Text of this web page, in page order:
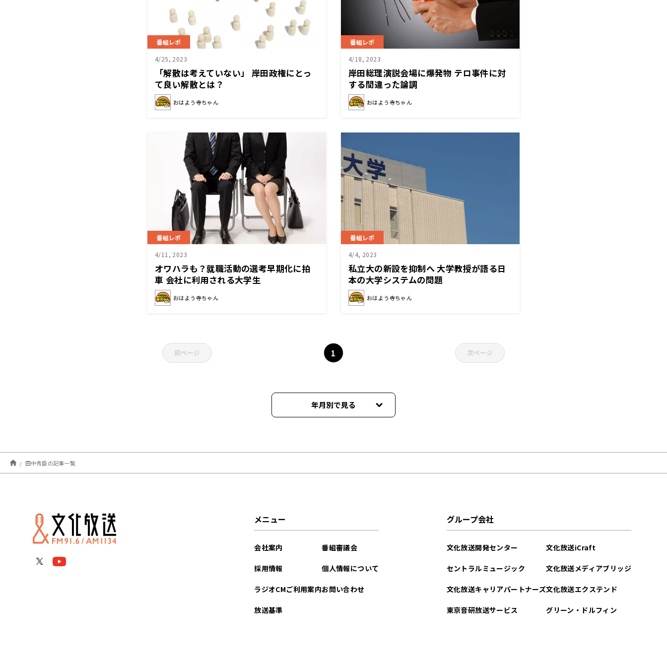
番組レポ
4/25, 2023
「解散は考えていない」 岸田政権にとっ
て良い解散とは？
おはよう寺ちゃん
番組レポ
4/18, 2023
岸田総理演説会場に爆発物 テロ事件に対
する間違った論調
おはよう寺ちゃん
番組レポ
4/11, 2023
オワハラも？就職活動の選考早期化に拍
車 会社に利用される大学生
おはよう寺ちゃん
番組レポ
4/4, 2023
私立大の新設を抑制へ 大学教授が語る日
本の大学システムの問題
おはよう寺ちゃん
前ページ 1 次ページ
年月別で見る
2026年04月
2026年03月
田中秀臣の記事一覧
メニュー
会社案内
採用情報
ラジオCMご利用案内
放送基準
番組審議会
個人情報について
お問い合わせ
グループ会社
文化放送開発センター
セントラルミュージック
文化放送キャリアパートナーズ
東京音研放送サービス
文化放送iCraft
文化放送メディアブリッジ
文化放送エクステンド
グリーン・ドルフィン